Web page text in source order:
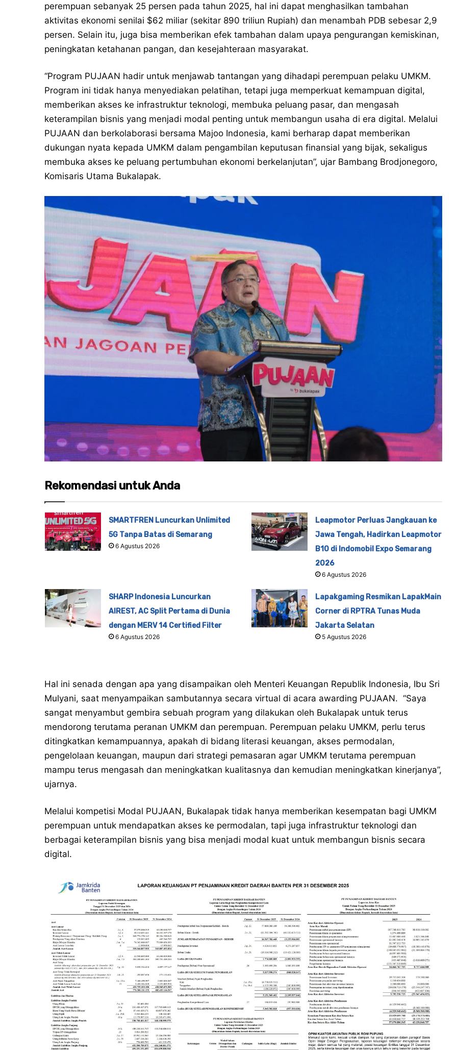
perempuan sebanyak 25 persen pada tahun 2025, hal ini dapat menghasilkan tambahan
aktivitas ekonomi senilai $62 miliar (sekitar 890 triliun Rupiah) dan menambah PDB sebesar 2,9
persen. Selain itu, juga bisa memberikan efek tambahan dalam upaya pengurangan kemiskinan,
peningkatan ketahanan pangan, dan kesejahteraan masyarakat.
“Program PUJAAN hadir untuk menjawab tantangan yang dihadapi perempuan pelaku UMKM.
Program ini tidak hanya menyediakan pelatihan, tetapi juga memperkuat kemampuan digital,
memberikan akses ke infrastruktur teknologi, membuka peluang pasar, dan mengasah
keterampilan bisnis yang menjadi modal penting untuk membangun usaha di era digital. Melalui
PUJAAN dan berkolaborasi bersama Majoo Indonesia, kami berharap dapat memberikan
dukungan nyata kepada UMKM dalam pengambilan keputusan finansial yang bijak, sekaligus
membuka akses ke peluang pertumbuhan ekonomi berkelanjutan”, ujar Bambang Brodjonegoro,
Komisaris Utama Bukalapak.
Rekomendasi untuk Anda
SMARTFREN Luncurkan Unlimited
5G Tanpa Batas di Semarang
6 Agustus 2026
Leapmotor Perluas Jangkauan ke
Jawa Tengah, Hadirkan Leapmotor
B10 di Indomobil Expo Semarang
2026
6 Agustus 2026
SHARP Indonesia Luncurkan
AIREST, AC Split Pertama di Dunia
dengan MERV 14 Certified Filter
6 Agustus 2026
Lapakgaming Resmikan LapakMain
Corner di RPTRA Tunas Muda
Jakarta Selatan
5 Agustus 2026
Hal ini senada dengan apa yang disampaikan oleh Menteri Keuangan Republik Indonesia, Ibu Sri
Mulyani, saat menyampaikan sambutannya secara virtual di acara awarding PUJAAN. “Saya
sangat menyambut gembira sebuah program yang dilakukan oleh Bukalapak untuk terus
mendorong terutama peranan UMKM dan perempuan. Perempuan pelaku UMKM, perlu terus
ditingkatkan kemampuannya, apakah di bidang literasi keuangan, akses permodalan,
pengelolaan keuangan, maupun dari strategi pemasaran agar UMKM terutama perempuan
mampu terus mengasah dan meningkatkan kualitasnya dan kemudian meningkatkan kinerjanya”,
ujarnya.
Melalui kompetisi Modal PUJAAN, Bukalapak tidak hanya memberikan kesempatan bagi UMKM
perempuan untuk mendapatkan akses ke permodalan, tapi juga infrastruktur teknologi dan
berbagai keterampilan bisnis yang bisa menjadi modal kuat untuk membangun bisnis secara
digital.